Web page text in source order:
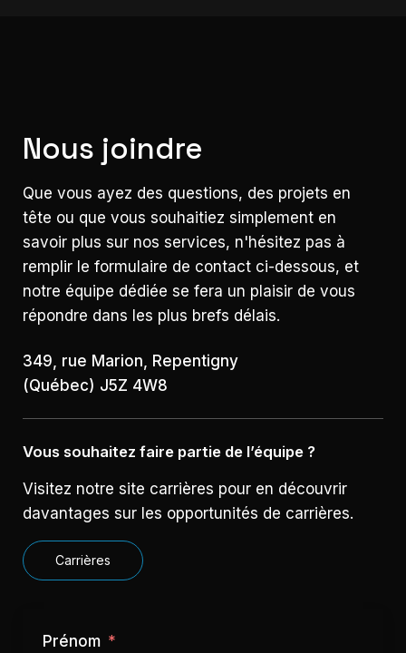
Nous joindre
Que vous ayez des questions, des projets en
tête ou que vous souhaitiez simplement en
savoir plus sur nos services, n'hésitez pas à
remplir le formulaire de contact ci-dessous, et
notre équipe dédiée se fera un plaisir de vous
répondre dans les plus brefs délais.
349, rue Marion, Repentigny
(Québec) J5Z 4W8
Vous souhaitez faire partie de l’équipe ?
Visitez notre site carrières pour en découvrir
davantages sur les opportunités de carrières.
Carrières
Prénom